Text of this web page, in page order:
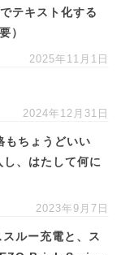
テキスト化する
）
2025年11月1日
2024年12月31日
ちょうどいい
、はたして何に
2023年9月7日
ルー充電と、ス